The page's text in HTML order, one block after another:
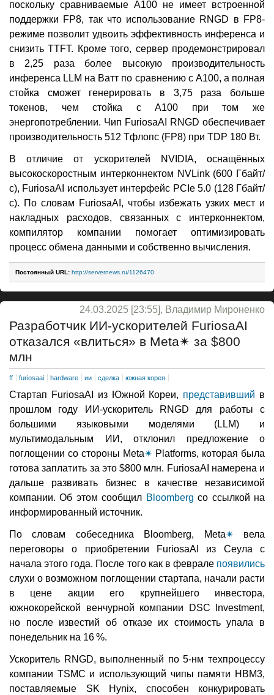
поскольку сравниваемые A100 не имеет встроенной
поддержки FP8, так что использование RNGD в FP8-
режиме позволит удвоить эффективность инференса и
снизить TTFT. Кроме того, сервер продемонстрировал
в 2,25 раза более высокую производительность
инференса LLM на Ватт по сравнению с A100, а полная
стойка сможет генерировать в 3,75 раза больше
токенов, чем стойка с A100 при том же
энергопотреблении. Чип FuriosaAI RNGD обеспечивает
производительность 512 Тфлопс (FP8) при TDP 180 Вт.
В отличие от ускорителей NVIDIA, оснащённых
высокоскоростным интерконнектом NVLink (600 Гбайт/
с), FuriosaAI использует интерфейс PCIe 5.0 (128 Гбайт/
с). По словам FuriosaAI, чтобы избежать узких мест и
накладных расходов, связанных с интерконнектом,
компилятор компании помогает оптимизировать
процесс обмена данными и собственно вычисления.
Постоянный URL: http://servernews.ru/1126470
24.03.2025 [23:55], Владимир Мироненко
Разработчик ИИ-ускорителей FuriosaAI
отказался «влиться» в Meta✴ за $800
млн
ff furiosaai hardware ии сделка южная корея
Стартап FuriosaAI из Южной Кореи, представивший в
прошлом году ИИ-ускоритель RNGD для работы с
большими языковыми моделями (LLM) и
мультимодальным ИИ, отклонил предложение о
поглощении со стороны Meta✴ Platforms, которая была
готова заплатить за это $800 млн. FuriosaAI намерена и
дальше развивать бизнес в качестве независимой
компании. Об этом сообщил Bloomberg со ссылкой на
информированный источник.
По словам собеседника Bloomberg, Meta✴ вела
переговоры о приобретении FuriosaAI из Сеула с
начала этого года. После того как в феврале появились
слухи о возможном поглощении стартапа, начали расти
в цене акции его крупнейшего инвестора,
южнокорейской венчурной компании DSC Investment,
но после известий об отказе их стоимость упала в
понедельник на 16 %.
Ускоритель RNGD, выполненный по 5-нм техпроцессу
компании TSMC и использующий чипы памяти HBM3,
поставляемые SK Hynix, способен конкурировать